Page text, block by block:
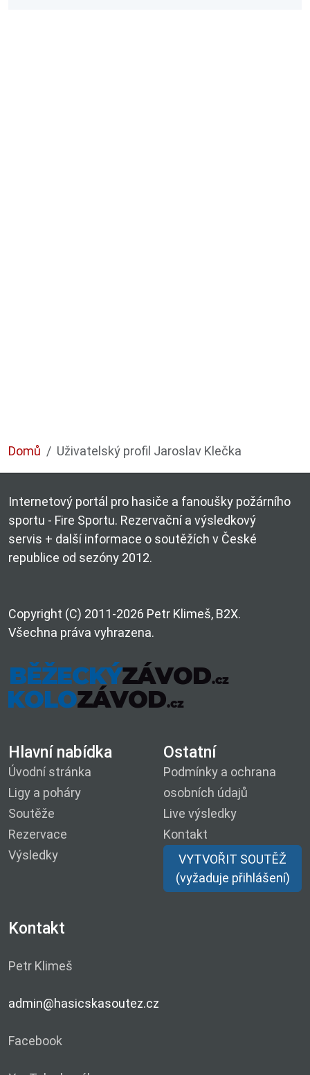
Domů Uživatelský profil Jaroslav Klečka
Internetový portál pro hasiče a fanoušky požárního
sportu - Fire Sportu. Rezervační a výsledkový
servis + další informace o soutěžích v České
republice od sezóny 2012.
Copyright (C) 2011-2026 Petr Klimeš, B2X.
Všechna práva vyhrazena.
Hlavní nabídka
Úvodní stránka
Ligy a poháry
Soutěže
Rezervace
Výsledky
Ostatní
Podmínky a ochrana
osobních údajů
Live výsledky
Kontakt
VYTVOŘIT SOUTĚŽ
(vyžaduje přihlášení)
Kontakt
Petr Klimeš
admin@hasicskasoutez.cz
Facebook